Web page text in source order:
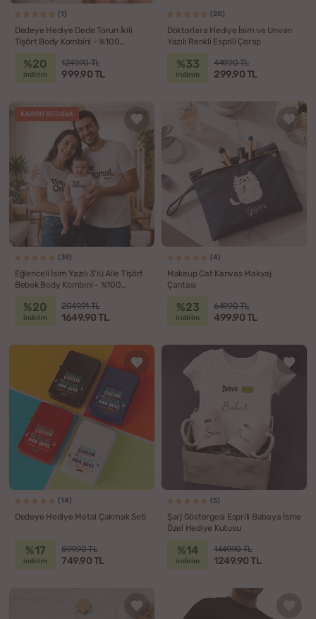
(1)
Dedeye Hediye Dede Torun İkili
Tişört Body Kombini - %100
%20
indirim
1249.90 TL
999.90 TL
(20)
Doktorlara Hediye İsim ve Unvan
Yazılı Renkli Esprili Çorap
%33
indirim
449.90 TL
299.90 TL
KARGO BEDAVA
(39)
Eğlenceli İsim Yazılı 3'lü Aile Tişört
Bebek Body Kombini - %100
%20
indirim
2049.91 TL
1649.90 TL
(4)
Makeup Cat Kanvas Makyaj
Çantası
%23
indirim
649.90 TL
499.90 TL
(14)
Dedeye Hediye Metal Çakmak Seti
%17
indirim
899.90 TL
749.90 TL
(5)
Şarj Göstergesi Esprili Babaya İsme
Özel Hediye Kutusu
%14
indirim
1449.90 TL
1249.90 TL